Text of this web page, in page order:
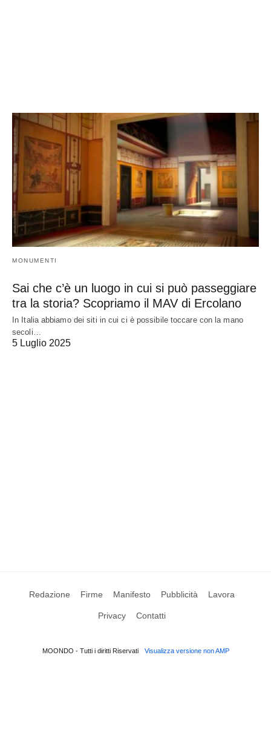
MONUMENTI
Sai che c’è un luogo in cui si può passeggiare
tra la storia? Scopriamo il MAV di Ercolano
In Italia abbiamo dei siti in cui ci è possibile toccare con la mano
secoli…
5 Luglio 2025
Redazione Firme Manifesto Pubblicità Lavora
Privacy Contatti
MOONDO - Tutti i diritti Riservati Visualizza versione non AMP